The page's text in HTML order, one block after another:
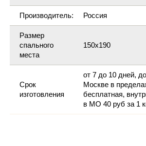
Производитель: Россия
Размер
спального
места
150х190
Срок
изготовления
от 7 до 10 дней,
Москве в
бесплатная,
в МО 40 руб за 1